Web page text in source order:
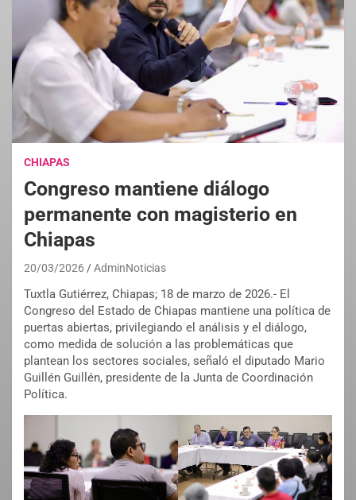
CHIAPAS
Congreso mantiene diálogo
permanente con magisterio en
Chiapas
20/03/2026 AdminNoticias
Tuxtla Gutiérrez, Chiapas; 18 de marzo de 2026.- El
Congreso del Estado de Chiapas mantiene una política de
puertas abiertas, privilegiando el análisis y el diálogo,
como medida de solución a las problemáticas que
plantean los sectores sociales, señaló el diputado Mario
Guillén Guillén, presidente de la Junta de Coordinación
Política.